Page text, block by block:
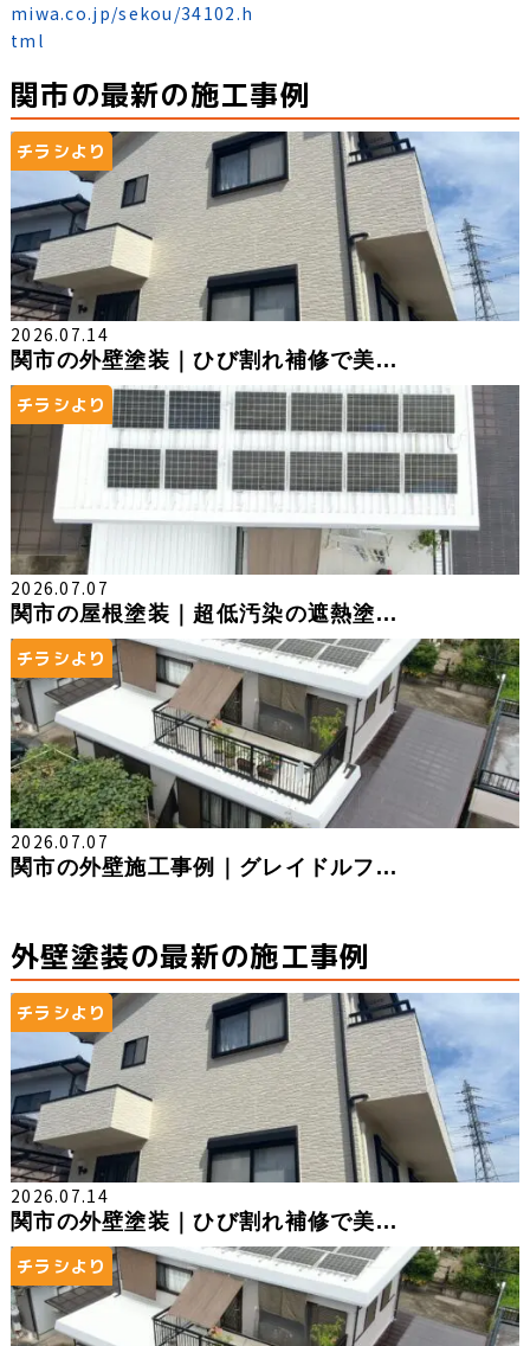
miwa.co.jp/sekou/34102.h
tml
関市の最新の施工事例
チラシより
2026.07.14
関市の外壁塗装｜ひび割れ補修で美...
チラシより
2026.07.07
関市の屋根塗装｜超低汚染の遮熱塗...
チラシより
2026.07.07
関市の外壁施工事例｜グレイドルフ...
外壁塗装の最新の施工事例
チラシより
2026.07.14
関市の外壁塗装｜ひび割れ補修で美...
チラシより